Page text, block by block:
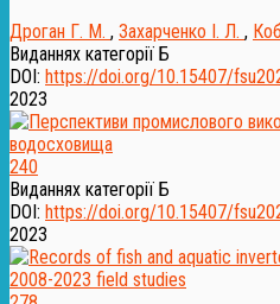
Дроган Г. М. , Захарченко І. Л. ,
Виданнях категорії Б
DOI: https://doi.org/10.15407/
2023
240
Виданнях категорії Б
DOI: https://doi.org/10.15407/
2023